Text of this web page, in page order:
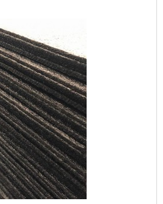
a comercialização
abrigados. Dessa
prejuízos e ainda